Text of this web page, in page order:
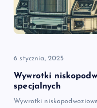
6 stycznia, 2025
Wywrotki
specjalnych
Wywrotki